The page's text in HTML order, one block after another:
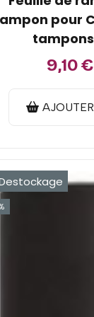
pour
9,10€